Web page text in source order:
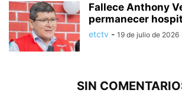
Fallece Anthony
permanecer
etctv - 19 de julio de 2026
SIN